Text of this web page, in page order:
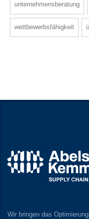
unternehmensberatung
wettbewerbsfähigkeit
Wir bringen das